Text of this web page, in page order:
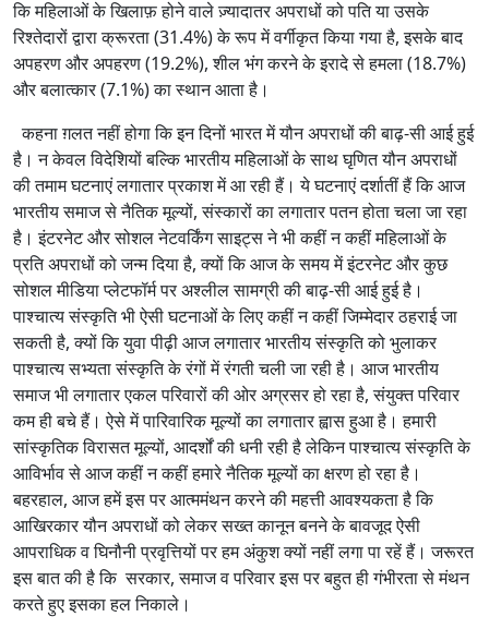
कि महिलाओं के खिलाफ़ होने वाले ज़्यादातर अपराधों को पति या उसके
रिश्तेदारों द्वारा क्रूरता (31.4%) के रूप में वर्गीकृत किया गया है, इसके बाद
अपहरण और अपहरण (19.2%), शील भंग करने के इरादे से हमला (18.7%)
और बलात्कार (7.1%) का स्थान आता है।
कहना ग़लत नहीं होगा कि इन दिनों भारत में यौन अपराधों की बाढ़-सी आई हुई
है। न केवल विदेशियों बल्कि भारतीय महिलाओं के साथ घृणित यौन अपराधों
की तमाम घटनाएं लगातार प्रकाश में आ रही हैं। ये घटनाएं दर्शातीं हैं कि आज
भारतीय समाज से नैतिक मूल्यों, संस्कारों का लगातार पतन होता चला जा रहा
है। इंटरनेट और सोशल नेटवर्किंग साइट्स ने भी कहीं न कहीं महिलाओं के
प्रति अपराधों को जन्म दिया है, क्यों कि आज के समय में इंटरनेट और कुछ
सोशल मीडिया प्लेटफॉर्म पर अश्लील सामग्री की बाढ़-सी आई हुई है।
पाश्चात्य संस्कृति भी ऐसी घटनाओं के लिए कहीं न कहीं जिम्मेदार ठहराई जा
सकती है, क्यों कि युवा पीढ़ी आज लगातार भारतीय संस्कृति को भुलाकर
पाश्चात्य सभ्यता संस्कृति के रंगों में रंगती चली जा रही है। आज भारतीय
समाज भी लगातार एकल परिवारों की ओर अग्रसर हो रहा है, संयुक्त परिवार
कम ही बचे हैं। ऐसे में पारिवारिक मूल्यों का लगातार ह्वास हुआ है। हमारी
सांस्कृतिक विरासत मूल्यों, आदर्शों की धनी रही है लेकिन पाश्चात्य संस्कृति के
आविर्भाव से आज कहीं न कहीं हमारे नैतिक मूल्यों का क्षरण हो रहा है।
बहरहाल, आज हमें इस पर आत्ममंथन करने की महत्ती आवश्यकता है कि
आखिरकार यौन अपराधों को लेकर सख्त कानून बनने के बावजूद ऐसी
आपराधिक व घिनौनी प्रवृत्तियों पर हम अंकुश क्यों नहीं लगा पा रहें हैं। जरूरत
इस बात की है कि सरकार, समाज व परिवार इस पर बहुत ही गंभीरता से मंथन
करते हुए इसका हल निकाले।